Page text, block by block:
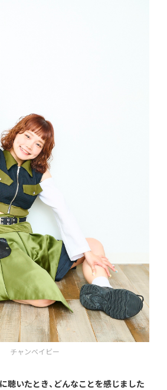
チャンベイビー
聴いたとき、どんなことを感じました